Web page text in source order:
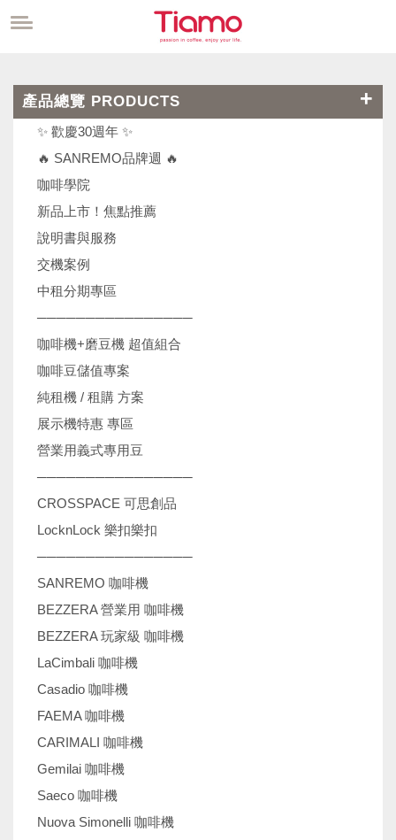
產品總覽 PRODUCTS
✨ 歡慶30週年 ✨
🔥 SANREMO品牌週 🔥
咖啡學院
新品上市！焦點推薦
說明書與服務
交機案例
中租分期專區
────────────────
咖啡機+磨豆機 超值組合
咖啡豆儲值專案
純租機 / 租購 方案
展示機特惠 專區
營業用義式專用豆
────────────────
CROSSPACE 可思創品
LocknLock 樂扣樂扣
────────────────
SANREMO 咖啡機
BEZZERA 營業用 咖啡機
BEZZERA 玩家級 咖啡機
LaCimbali 咖啡機
Casadio 咖啡機
FAEMA 咖啡機
CARIMALI 咖啡機
Gemilai 咖啡機
Saeco 咖啡機
Nuova Simonelli 咖啡機